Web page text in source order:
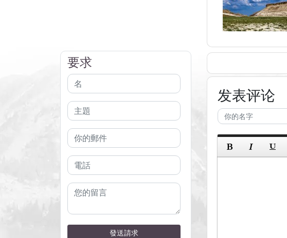
要求
發送請求
发表评论